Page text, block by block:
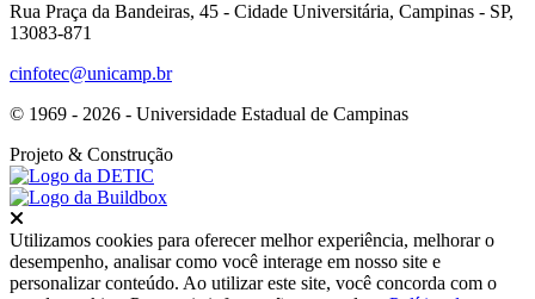
Rua Praça da Bandeiras, 45 - Cidade Universitária, Campinas - SP,
13083-871
cinfotec@unicamp.br
© 1969 - 2026 - Universidade Estadual de Campinas
Projeto & Construção
Utilizamos cookies para oferecer melhor experiência, melhorar o
desempenho, analisar como você interage em nosso site e
personalizar conteúdo. Ao utilizar este site, você concorda com o